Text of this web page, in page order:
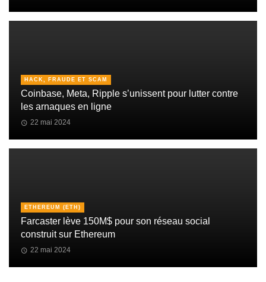
HACK, FRAUDE ET SCAM
Coinbase, Meta, Ripple s’unissent pour lutter contre
les arnaques en ligne
22 mai 2024
ETHEREUM (ETH)
Farcaster lève 150M$ pour son réseau social
construit sur Ethereum
22 mai 2024